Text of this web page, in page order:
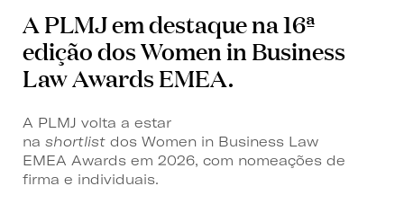
A PLMJ em destaque na 16ª
edição dos Women in Business
Law Awards EMEA.
A PLMJ volta a estar
na shortlist dos Women in Business Law
EMEA Awards em 2026, com nomeações de
firma e individuais.